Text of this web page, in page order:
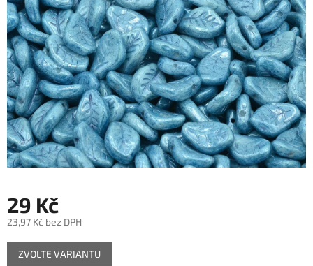
29 Kč
23,97 Kč bez DPH
Měrná
cena:
ZVOLTE VARIANTU